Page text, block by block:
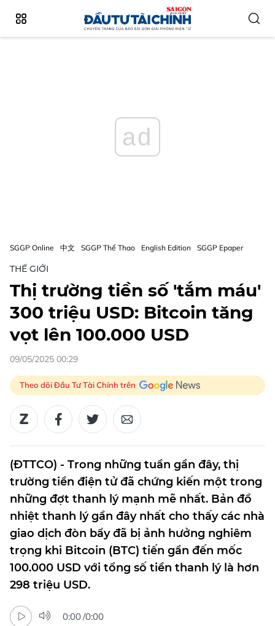
ad
SGGP Online 中文 SGGP Thể Thao English Edition SGGP Epaper
THẾ GIỚI
Thị trường tiền số 'tắm máu'
300 triệu USD: Bitcoin tăng
vọt lên 100.000 USD
09/05/2025 00:29
Theo dõi Đầu Tư Tài Chính trên
(ĐTTCO) - Trong những tuần gần đây, thị
trường tiền điện tử đã chứng kiến ​​một trong
những đợt thanh lý mạnh mẽ nhất. Bản đồ
nhiệt thanh lý gần đây nhất cho thấy các nhà
giao dịch đòn bẩy đã bị ảnh hưởng nghiêm
trọng khi Bitcoin (BTC) tiến gần đến mốc
100.000 USD với tổng số tiền thanh lý là hơn
298 triệu USD.
0:00/0:00